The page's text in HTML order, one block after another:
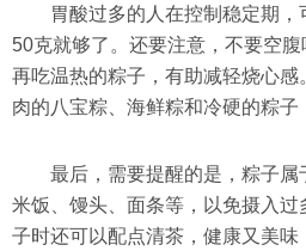
胃酸过多的人在控制稳定期
50克就够了。还要注意，不要空腹
再吃温热的粽子，有助减轻烧心
肉的八宝粽、海鲜粽和冷硬的粽子
最后，需要提醒的是，粽子
米饭、馒头、面条等，以免摄入
子时还可以配点清茶，健康又美